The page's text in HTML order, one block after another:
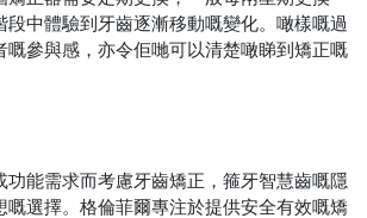
段中體驗到牙齒逐漸移動嘅變化。噉樣嘅過
嘅參與感，亦令佢哋可以清楚噉睇到矯正嘅
功能需求而考慮牙齒矯正，箍牙智慧齒嘅隱
嘅選擇。格倫菲爾專注於提供安全有效嘅矯